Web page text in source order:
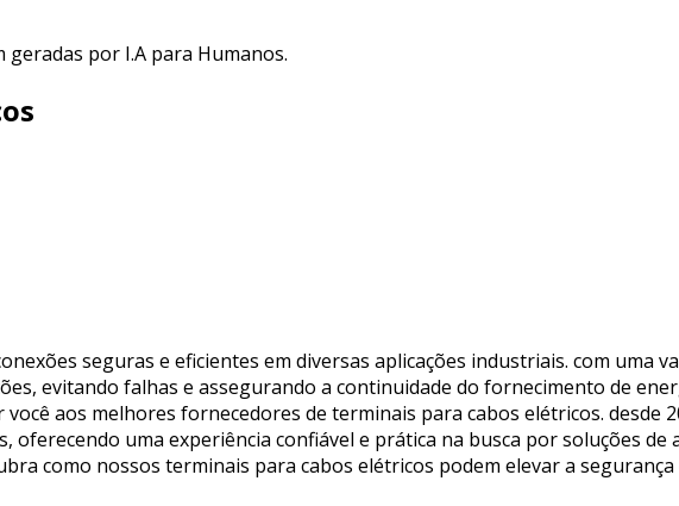
por I.A para Humanos.
seguras e eficientes em diversas aplicações industriais. com uma
evitando falhas e assegurando a continuidade do fornecimento de
aos melhores fornecedores de terminais para cabos elétricos. desde
oferecendo uma experiência confiável e prática na busca por soluções de
como nossos terminais para cabos elétricos podem elevar a segurança